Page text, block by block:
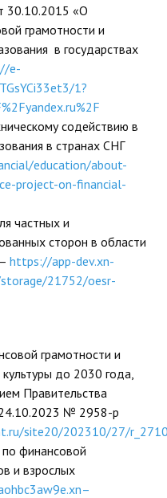
2026-2027
30.10.2015 «О
грамотности и
в государствах
e-
1?
содействию в
в странах СНГ
education/about-
project-on-financial-
частных и
сторон в области
https://app-dev.xn-
21752/oesr-
грамотности и
до 2030 года,
Правительства
№ 2958-р
site20/202310/27/
финансовой
и взрослых